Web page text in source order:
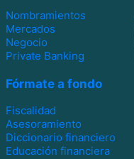
Nombramientos
Mercados
Negocio
Private Banking
Fórmate a fondo
Fiscalidad
Asesoramiento
Diccionario financiero
Educación financiera